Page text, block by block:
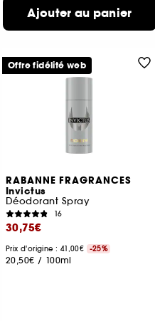
Ajouter au panier
RABANNE FRAGRANCES
Invictus
Déodorant Spray
16
30,75€
Prix d'origine : 41,00€ -25%
20,50€ / 100ml
Offre fidélité web